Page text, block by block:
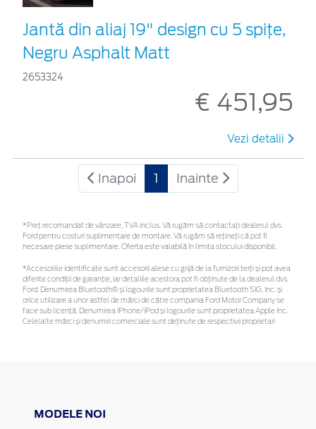
Jantă din aliaj 19" design cu 5 spițe,
Negru Asphalt Matt
2653324
€ 451,95
Vezi detalii
Inapoi 1 Inainte
*Preţ recomandat de vânzare, TVA inclus. Vă rugăm să contactaţi dealerul dvs.
Ford pentru costuri suplimentare de montare. Vă rugăm să rețineți că pot fi
necesare piese suplimentare. Oferta este valabilă în limita stocului disponibil.
*Accesoriile identificate sunt accesorii alese cu grijă de la furnizori terți și pot avea
diferite condiții de garanție, iar detaliile acestora pot fi obținute de la dealerul dvs.
Ford. Denumirea Bluetooth® și logourile sunt proprietatea Bluetooth SIG, Inc. și
orice utilizare a unor astfel de mărci de către compania Ford Motor Company se
face sub licență. Denumirea iPhone/iPod și logourile sunt proprietatea Apple Inc.
Celelalte mărci și denumiri comerciale sunt deținute de respectivii proprietari
MODELE NOI